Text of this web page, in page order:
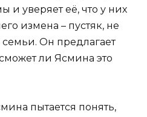
и уверяет её, что у них
измена – пустяк, не
Он предлагает
ли Ясмина это
пытается понять,